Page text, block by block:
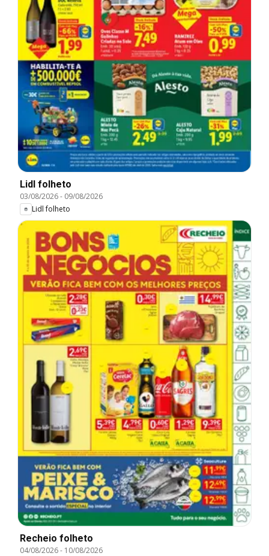
Lidl folheto
03/08/2026- 09/08/2026
Lidl folheto
Recheio folheto
04/08/2026- 10/08/2026